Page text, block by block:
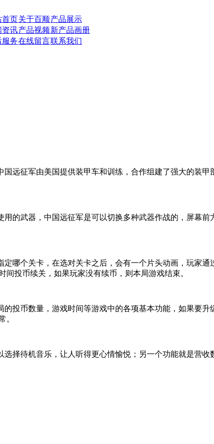
首页关于百顺产品展示
资讯产品视频新产品画册
服务在线留言联系我们
远征军由美国提供装甲车和训练，合作组建了强大的装甲
的武器，中国远征军是可以切换多种武器作战的，屏幕
哪个关卡，在选对关卡之后，会有一个片头动画，玩家
间投币续关，如果玩家没有续币，则本局游戏结束。
投币数量，游戏时间等游戏中的各项基本功能，如果要升
。
择待机音乐，让人听得更心情愉悦；另一个功能就是营